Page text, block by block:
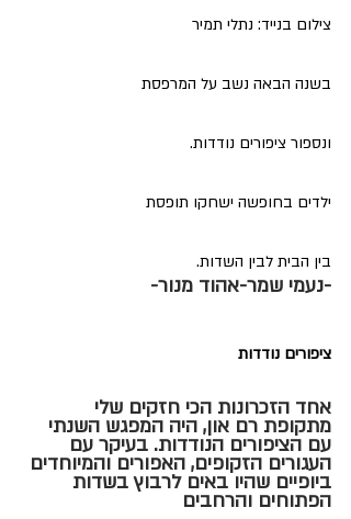
צילום בנייד: נתלי תמיר
בשנה הבאה נשב על המרפסת
ונספור ציפורים נודדות.
ילדים בחופשה ישחקו תופסת
בין הבית לבין השדות.
-נעמי שמר-אהוד מנור-
ציפורים נודדות
אחד הזכרונות הכי חזקים שלי
מתקופת רם און, היה המפגש השנתי
עם הציפורים הנודדות. בעיקר עם
העגורים הזקופים, האפורים והמיוחדים
ביופיים שהיו באים לרבוץ בשדות
הפתוחים והרחבים